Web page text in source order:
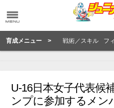
育成メニュー > 戦術／スキル フ
U-16日本女子代表候
ンプに参加するメン